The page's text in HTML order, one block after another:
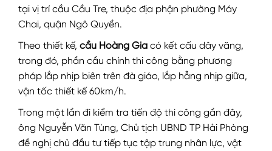
tại vị trí cầu Cầu Tre, thuộc địa phận phường Máy
Chai, quận Ngô Quyền.
Theo thiết kế, cầu Hoàng Gia có kết cấu dây văng,
trong đó, phần cầu chính thi công bằng phương
pháp lắp nhịp biên trên đà giáo, lắp hẫng nhịp giữa,
vận tốc thiết kế 60km/h.
Trong một lần đi kiểm tra tiến độ thi công gần đây,
ông Nguyễn Văn Tùng, Chủ tịch UBND TP Hải Phòng
đề nghị chủ đầu tư tiếp tục tập trung nhân lực, vật